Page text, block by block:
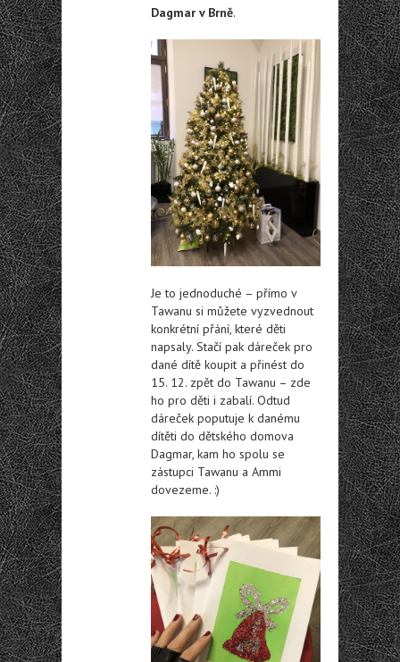
Dagmar v Brně.
Je to jednoduché – přímo v
Tawanu si můžete vyzvednout
konkrétní přání, které děti
napsaly. Stačí pak dáreček pro
dané dítě koupit a přinést do
15. 12. zpět do Tawanu – zde
ho pro děti i zabalí. Odtud
dáreček poputuje k danému
dítěti do dětského domova
Dagmar, kam ho spolu se
zástupci Tawanu a Ammi
dovezeme. :)